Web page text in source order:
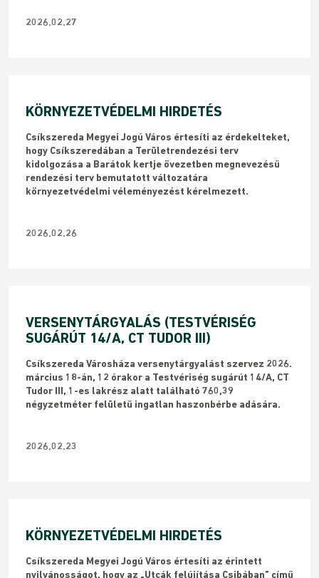
2026.02.27
KÖRNYEZETVÉDELMI HIRDETÉS
Csíkszereda Megyei Jogú Város értesíti az érdekelteket,
hogy Csíkszeredában a Területrendezési terv
kidolgozása a Barátok kertje övezetben megnevezésű
rendezési terv bemutatott változatára
környezetvédelmi véleményezést kérelmezett.
2026.02.26
VERSENYTÁRGYALÁS (TESTVÉRISÉG
SUGÁRÚT 14/A, CT TUDOR III)
Csíkszereda Városháza versenytárgyalást szervez 2026.
március 18-án, 12 órakor a Testvériség sugárút 14/A, CT
Tudor III, 1-es lakrész alatt található 760,39
négyzetméter felületű ingatlan haszonbérbe adására.
2026.02.23
KÖRNYEZETVÉDELMI HIRDETÉS
Csíkszereda Megyei Jogú Város értesíti az érintett
nyilvánosságot, hogy az „Utcák felújítása Csibában” című